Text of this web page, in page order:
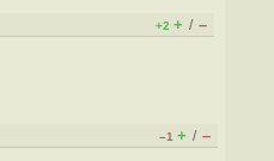
+2 + / –
–1 + / –